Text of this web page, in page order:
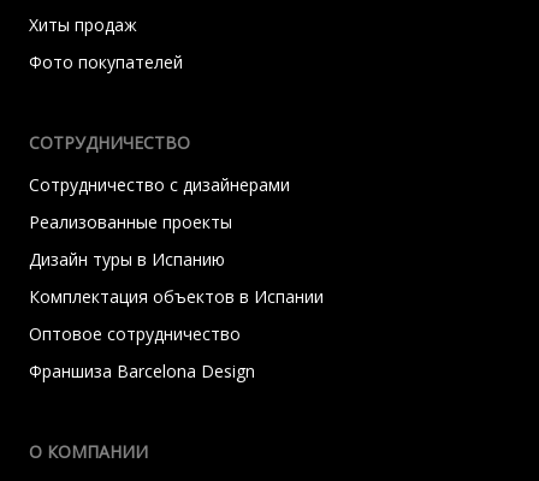
Хиты продаж
Фото покупателей
СОТРУДНИЧЕСТВО
Сотрудничество с дизайнерами
Реализованные проекты
Дизайн туры в Испанию
Комплектация объектов в Испании
Оптовое сотрудничество
Франшиза Barcelona Design
О КОМПАНИИ